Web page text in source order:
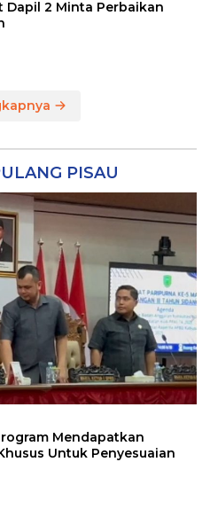
Dapil 2 Minta Perbaikan
PISAU
Mendapatkan
Untuk Penyesuaian